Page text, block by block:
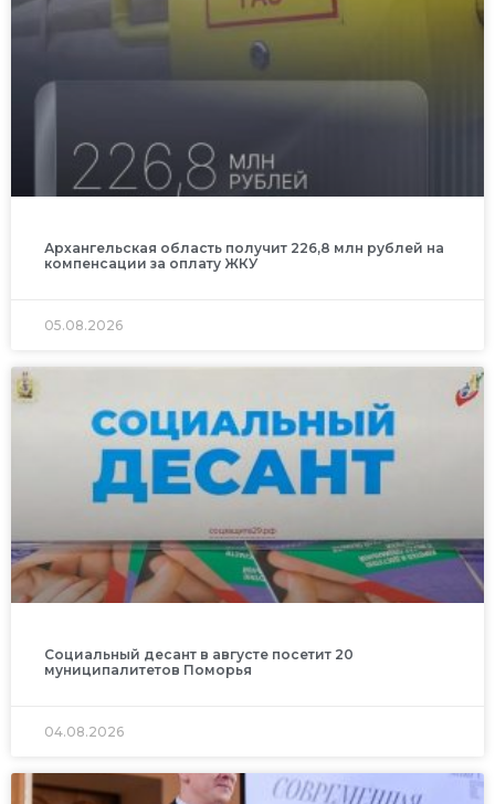
Архангельская область получит 226,8 млн рублей на
компенсации за оплату ЖКУ
05.08.2026
Социальный десант в августе посетит 20
муниципалитетов Поморья
04.08.2026